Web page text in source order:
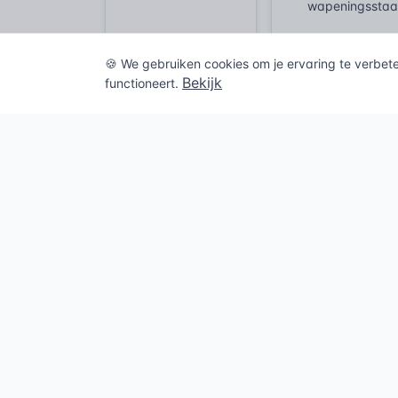
Een
diameters van
druk op
🍪 We gebruiken cookies om je ervaring te
functioneert. Bekijk